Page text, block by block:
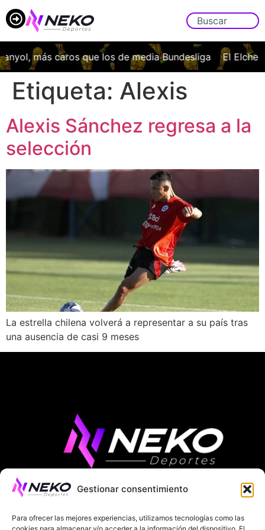
Gestionar consentimiento
Para ofrecer las mejores experiencias, utilizamos tecnologías como las
más caros que los de media Bundesliga El Elche
Etiqueta: Alexis
Alexis Sánchez regresa a la
selección
La estrella chilena volverá a representar a su país tras
una ausencia de casi 9 meses
ÚLTIMAS NOTICIAS COMPETICIONES EUROPEAS
LA LIGA MUNDIAL 2026 FÚTBOL INTERNACIONAL